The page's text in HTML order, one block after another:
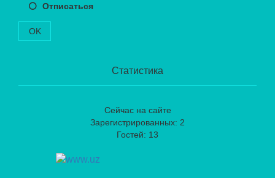
Отписаться
OK
Статистика
Сейчас на сайте
Зарегистрированных: 2
Гостей: 13